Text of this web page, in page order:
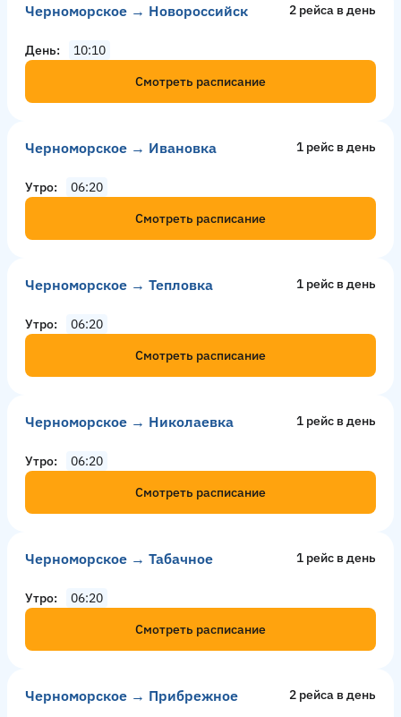
Черноморское → Новороссийск 2 рейсa в день
День
10:10
Смотреть расписание
Черноморское → Ивановка 1 рейс в день
Утро
06:20
Смотреть расписание
Черноморское → Тепловка 1 рейс в день
Утро
06:20
Смотреть расписание
Черноморское → Николаевка 1 рейс в день
Утро
06:20
Смотреть расписание
Черноморское → Табачное 1 рейс в день
Утро
06:20
Смотреть расписание
Черноморское → Прибрежное 2 рейсa в день